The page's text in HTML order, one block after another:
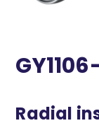
Radial